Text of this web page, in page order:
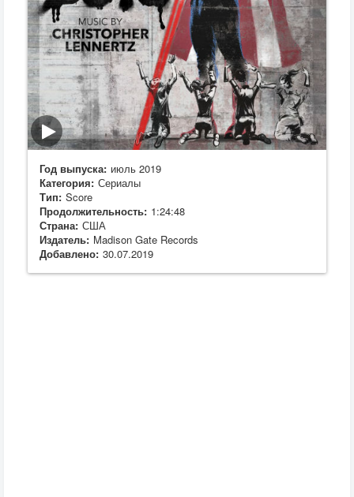
Год выпуска: июль 2019
Категория: Сериалы
Тип: Score
Продолжительность: 1:24:48
Страна: США
Издатель: Madison Gate Records
Добавлено: 30.07.2019